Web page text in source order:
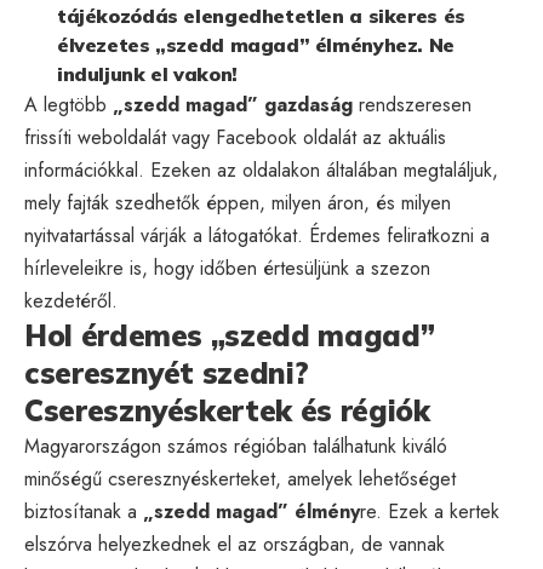
tájékozódás elengedhetetlen a sikeres és
élvezetes „szedd magad” élményhez. Ne
induljunk el vakon!
A legtöbb „szedd magad” gazdaság rendszeresen
frissíti weboldalát vagy Facebook oldalát az aktuális
információkkal. Ezeken az oldalakon általában megtaláljuk,
mely fajták szedhetők éppen, milyen áron, és milyen
nyitvatartással várják a látogatókat. Érdemes feliratkozni a
hírleveleikre is, hogy időben értesüljünk a szezon
kezdetéről.
Hol érdemes „szedd magad”
cseresznyét szedni?
Cseresznyéskertek és régiók
Magyarországon számos régióban találhatunk kiváló
minőségű cseresznyéskerteket, amelyek lehetőséget
biztosítanak a „szedd magad” élményre. Ezek a kertek
elszórva helyezkednek el az országban, de vannak